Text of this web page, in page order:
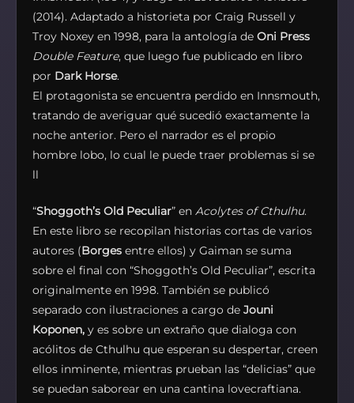
(2014). Adaptado a historieta por Craig Russell y
Troy Noxey en 1998, para la antología de Oni Press
Double Feature, que luego fue publicado en libro
por Dark Horse.
El protagonista se encuentra perdido en Innsmouth,
tratando de averiguar qué sucedió exactamente la
noche anterior. Pero el narrador es el propio
hombre lobo, lo cual le puede traer problemas si se
ll
“Shoggoth’s Old Peculiar” en Acolytes of Cthulhu.
En este libro se recopilan historias cortas de varios
autores (Borges entre ellos) y Gaiman se suma
sobre el final con “Shoggoth’s Old Peculiar”, escrita
originalmente en 1998. También se publicó
separado con ilustraciones a cargo de Jouni
Koponen, y es sobre un extraño que dialoga con
acólitos de Cthulhu que esperan su despertar, creen
ellos inminente, mientras prueban las “delicias” que
se puedan saborear en una cantina lovecraftiana.